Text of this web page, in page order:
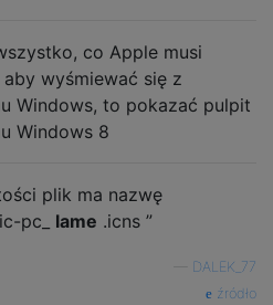
co Apple musi
wyśmiewać się z
Windows, to pokazać pulpit
Windows 8
plik ma nazwę
pc_ lame .icns ”
DALEK_77
źródło